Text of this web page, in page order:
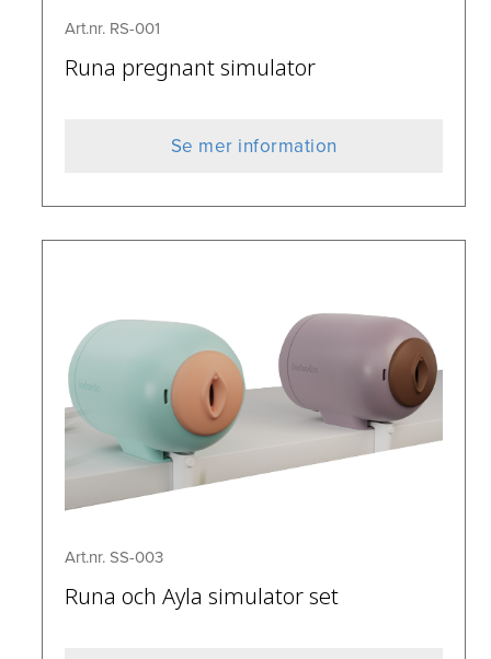
Art.nr. RS-001
Runa pregnant simulator
Se mer information
Art.nr. SS-003
Runa och Ayla simulator set